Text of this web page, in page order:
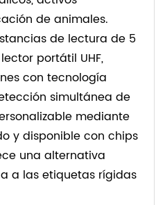
de animales.
de lectura de 5
portátil UHF,
con tecnología
simultánea de
mediante
y disponible con chips
una alternativa
a las etiquetas rígidas